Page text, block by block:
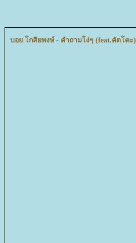
บอย โกสิยพงษ์ - คำถามโง่ๆ (feat.คัตโตะ)